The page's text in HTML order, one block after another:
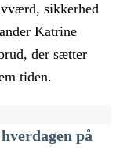
sikkerhed
Katrine
der sætter
tiden.
på